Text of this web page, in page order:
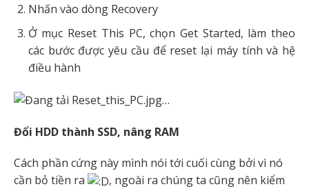
Nhấn vào dòng Recovery
Ở mục Reset This PC, chọn Get Started, làm theo
các bước được yêu cầu để reset lại máy tính và hệ
điều hành
Đổi HDD thành SSD, nâng RAM
Cách phần cứng này mình nói tới cuối cùng bởi vì nó
cần bỏ tiền ra
, ngoài ra chúng ta cũng nên kiểm